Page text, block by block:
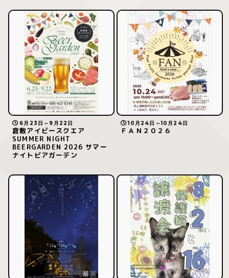
6月23日～9月22日
倉敷アイビースクエア
SUMMER NIGHT
BEERGARDEN 2026 サマー
ナイトビアガーデン
10月24日～10月24日
ＦＡＮ２０２６